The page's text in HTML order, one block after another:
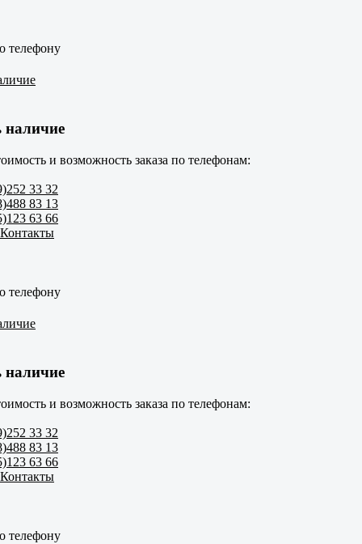
телефону
наличие
и возможность заказа по телефонам:
33 32
83 13
63 66
телефону
наличие
и возможность заказа по телефонам:
33 32
83 13
63 66
телефону